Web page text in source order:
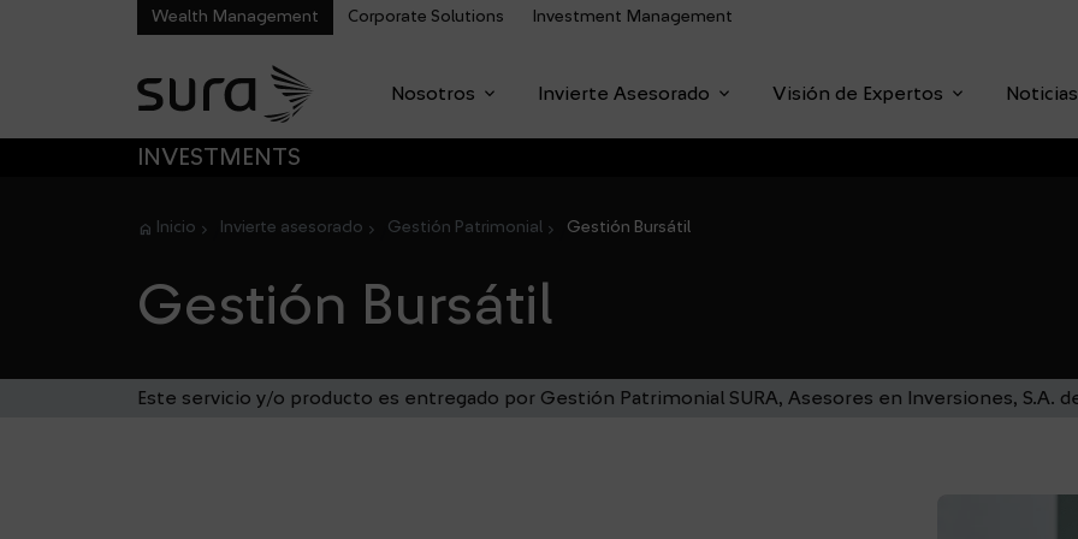
Wealth Management Corporate Solutions Investment Management
Nosotros
dropdown Invierte Asesorado
dropdown Visión de Expertos
dropdown Noticias
INVESTMENTS
Inicio Invierte asesorado Gestión Patrimonial Gestión Bursátil
Gestión Bursátil
Este servicio y/o producto es entregado por Gestión Patrimonial SURA, Asesores en Inversiones, S.A.